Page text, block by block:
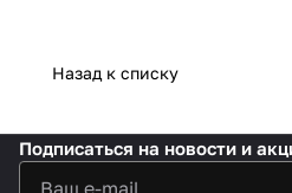
Назад к списку
Подписаться на новости и